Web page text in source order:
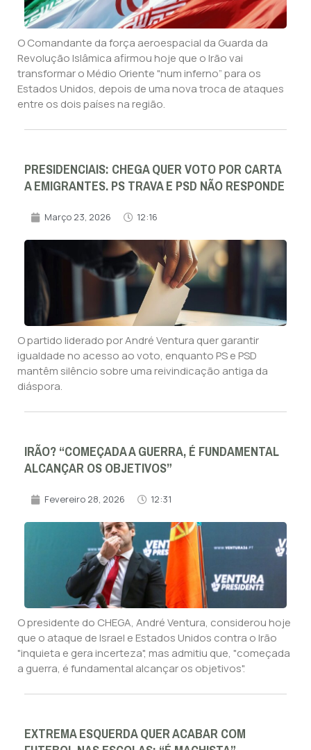
O Comandante da força aeroespacial da Guarda da
Revolução Islâmica afirmou hoje que o Irão vai
transformar o Médio Oriente "num inferno” para os
Estados Unidos, depois de uma nova troca de ataques
entre os dois países na região.
PRESIDENCIAIS: CHEGA QUER VOTO POR CARTA
A EMIGRANTES. PS TRAVA E PSD NÃO RESPONDE
Março 23, 2026 12:16
O partido liderado por André Ventura quer garantir
igualdade no acesso ao voto, enquanto PS e PSD
mantêm silêncio sobre uma reivindicação antiga da
diáspora.
IRÃO? “COMEÇADA A GUERRA, É FUNDAMENTAL
ALCANÇAR OS OBJETIVOS”
Fevereiro 28, 2026 12:31
O presidente do CHEGA, André Ventura, considerou hoje
que o ataque de Israel e Estados Unidos contra o Irão
"inquieta e gera incerteza", mas admitiu que, "começada
a guerra, é fundamental alcançar os objetivos".
EXTREMA ESQUERDA QUER ACABAR COM